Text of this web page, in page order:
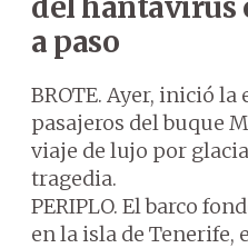
a paso
BROTE. Ayer, inició la
pasajeros del buque
viaje de lujo por
tragedia.
PERIPLO. El barco
en la isla de Tenerife,